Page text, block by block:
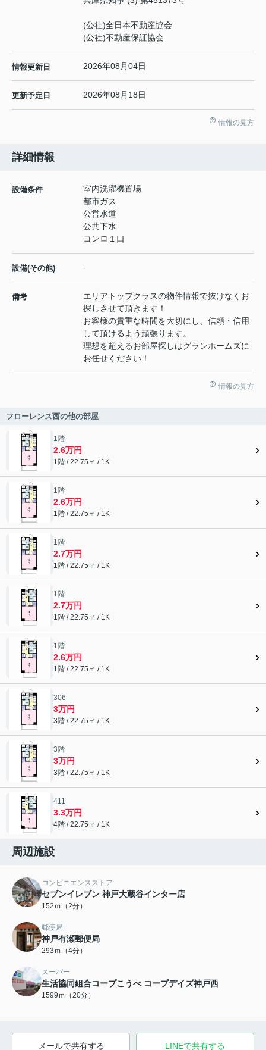
(公社)全日本不動産協会
(公社)不動産保証協会
情報更新日 2026年08月04日
更新予定日 2026年08月18日
情報の見方
詳細情報
設備条件
室内洗濯機置場
都市ガス
公営水道
公共下水
コンロ１口
設備(その他) -
備考
エリアトップクラスの物件情報で抜けなくお
探しさせて頂きます！
お客様の貴重な時間を大切にし、信頼・信用
して頂けるよう頑張ります。
理想を超えるお部屋探しはグランホームズに
お任せください！
情報の見方
フローレンス西の他の部屋
1階
2.6万円
1階 / 22.75㎡ / 1K
1階
2.6万円
1階 / 22.75㎡ / 1K
1階
2.7万円
1階 / 22.75㎡ / 1K
1階
2.7万円
1階 / 22.75㎡ / 1K
1階
2.6万円
1階 / 22.75㎡ / 1K
306
3万円
3階 / 22.75㎡ / 1K
3階
3万円
3階 / 22.75㎡ / 1K
411
3.3万円
4階 / 22.75㎡ / 1K
周辺施設
コンビニエンスストア
セブンイレブン 神戸大蔵谷インター店
152ｍ（2分）
郵便局
神戸有瀬郵便局
293ｍ（4分）
スーパー
生活協同組合コープこうべ コープデイズ神戸西
1599ｍ（20分）
メールで共有する LINEで共有する